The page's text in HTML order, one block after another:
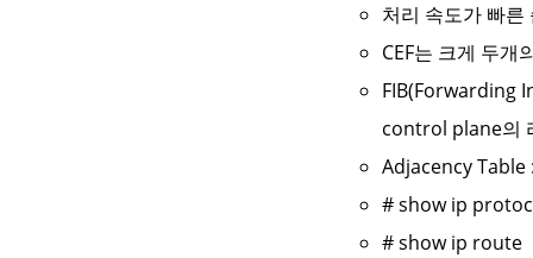
처리 속도가 빠
CEF는 크게 두
FIB(Forwarding
control plane의
Adjacency Table
# show ip
# show ip route